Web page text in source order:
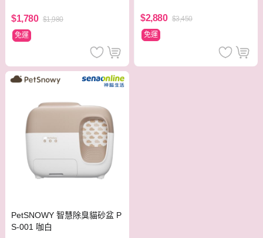
$1,780 $1,980
免運
$2,880 $3,450
免運
PetSNOWY 智慧除臭貓砂盆 P
S-001 咖白